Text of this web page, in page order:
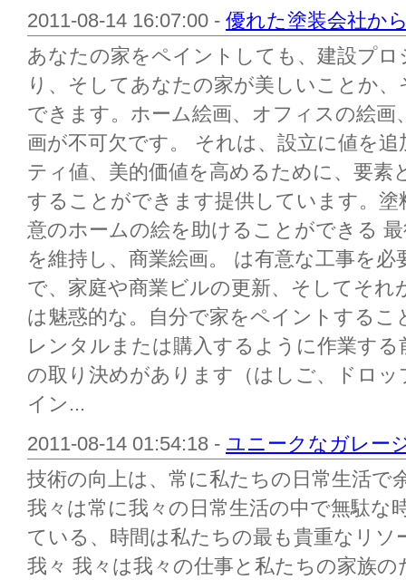
2011-08-14 16:07:00 - 優れた塗装会社か
あなたの家をペイントしても、建設プ
り、そしてあなたの家が美しいことか
できます。ホーム絵画、オフィスの絵画
画が不可欠です。 それは、設立に値を
ティ値、美的価値を高めるために、要
することができます提供しています。
意のホームの絵を助けることができる
を維持し、商業絵画。 は有意な工事を
で、家庭や商業ビルの更新、そしてそれ
は魅惑的な。自分で家をペイントする
レンタルまたは購入するように作業す
の取り決めがあります（はしご、ドロ
イン...
2011-08-14 01:54:18 - ユニークなガレー
技術の向上は、常に私たちの日常生活で
我々は常に我々の日常生活の中で無駄な
ている、時間は私たちの最も貴重なリ
我々 我々は我々の仕事と私たちの家族